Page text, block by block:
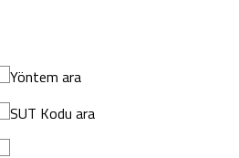
Yöntem ara
SUT Kodu ara